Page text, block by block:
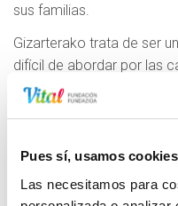
Pues sí, usamos cookies
Las necesitamos para
sus familias.
Gizarterako trata de ser
difícil de abordar por las
actividad – la
le rodea y la falta de
asesoramiento,
intervención con las
último de co-ayudar a su